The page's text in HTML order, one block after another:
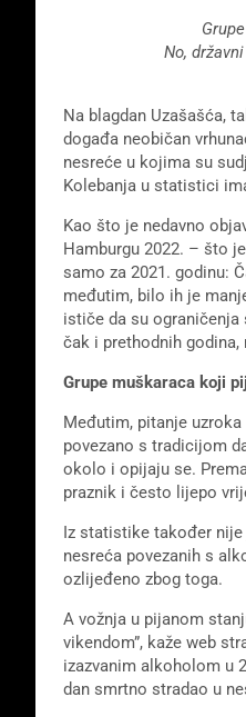
No,
Na blagdan Uzašašća,
događa neobičan
nesreće u kojima su
Kolebanja u statistici
Kao što je nedavno
Hamburgu 2022. – što
samo za 2021. godinu:
međutim, bilo ih je
ističe da su
čak i prethodnih
Grupe muškaraca koji
Međutim, pitanje
povezano s tradicijom
okolo i opijaju se.
praznik i često lijepo
Iz statistike također
nesreća povezanih s
ozlijeđeno zbog toga.
A vožnja u pijanom
vikendom”, kaže web
izazvanim alkoholom u
dan smrtno stradao u